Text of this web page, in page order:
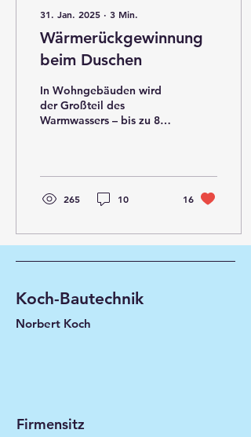
31. Jan. 2025 ∙ 3 Min.
Wärmerückgewinnung
beim Duschen
In Wohngebäuden wird
der Großteil des
Warmwassers – bis zu 80
des Abwassers bis
265 10 16
Koch-Bautechnik
Norbert Koch
Firmensitz